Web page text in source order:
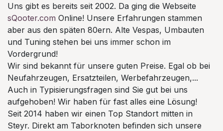
Uns gibt es bereits seit 2002. Da ging die Webseite
sQooter.com Online! Unsere Erfahrungen stammen
aber aus den späten 80ern. Alte Vespas, Umbauten
und Tuning stehen bei uns immer schon im
Vordergrund!
Wir sind bekannt für unsere guten Preise. Egal ob bei
Neufahrzeugen, Ersatzteilen, Werbefahrzeugen,...
Auch in Typisierungsfragen sind Sie gut bei uns
aufgehoben! Wir haben für fast alles eine Lösung!
Seit 2014 haben wir einen Top Standort mitten in
Steyr. Direkt am Taborknoten befinden sich unsere